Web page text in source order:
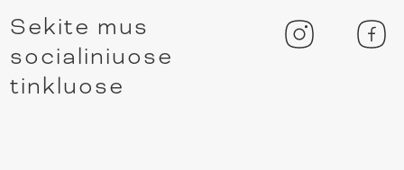
Sekite mus
socialiniuose
tinkluose